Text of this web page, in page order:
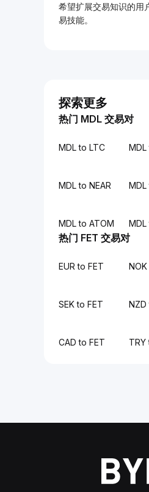
希望扩展交易知识的用
易技能。
探索更多
热门 MDL 交易对
MDL to LTC
MDL to NEAR
MDL to ATOM MDL
热门 FET 交易对
EUR to FET
SEK to FET NZD
CAD to FET TRY